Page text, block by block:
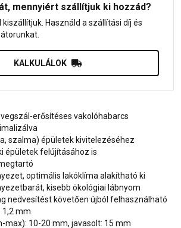
mennyiért szállítjuk ki hozzád?
Használd a szállítási díj és
KALKULÁLOK
erősítéses vakolóhabarcs
szalma) épületek kivitelezéséhez
épületek felújításához is
optimális lakóklíma alakítható ki
kisebb ökológiai lábnyom
nedvesítést követően újból felhasználható
1,2 mm
max): 10-20 mm, javasolt: 15 mm